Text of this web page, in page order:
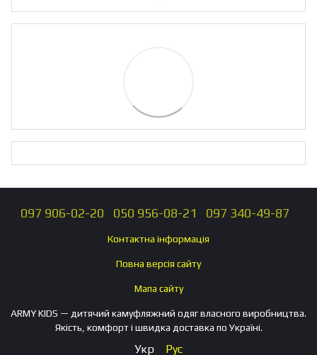
097 906-02-20 050 956-08-21 097 340-49-87
Контактна інформація
Повна версія сайту
Мапа сайту
ARMY KIDS — дитячий камуфляжний одяг власного виробництва.
Якість, комфорт і швидка доставка по Україні.
Укр Рус